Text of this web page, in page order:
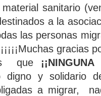
sanitario
a la
las personas
gracias
que
digno y solidario
a migrar,